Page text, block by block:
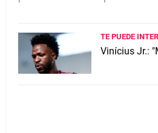
TE PUEDE
Vinícius Jr.: